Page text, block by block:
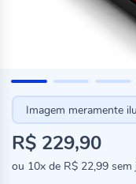
Imagem meramente
R$ 229,90
ou 10x de R$ 22,99 sem